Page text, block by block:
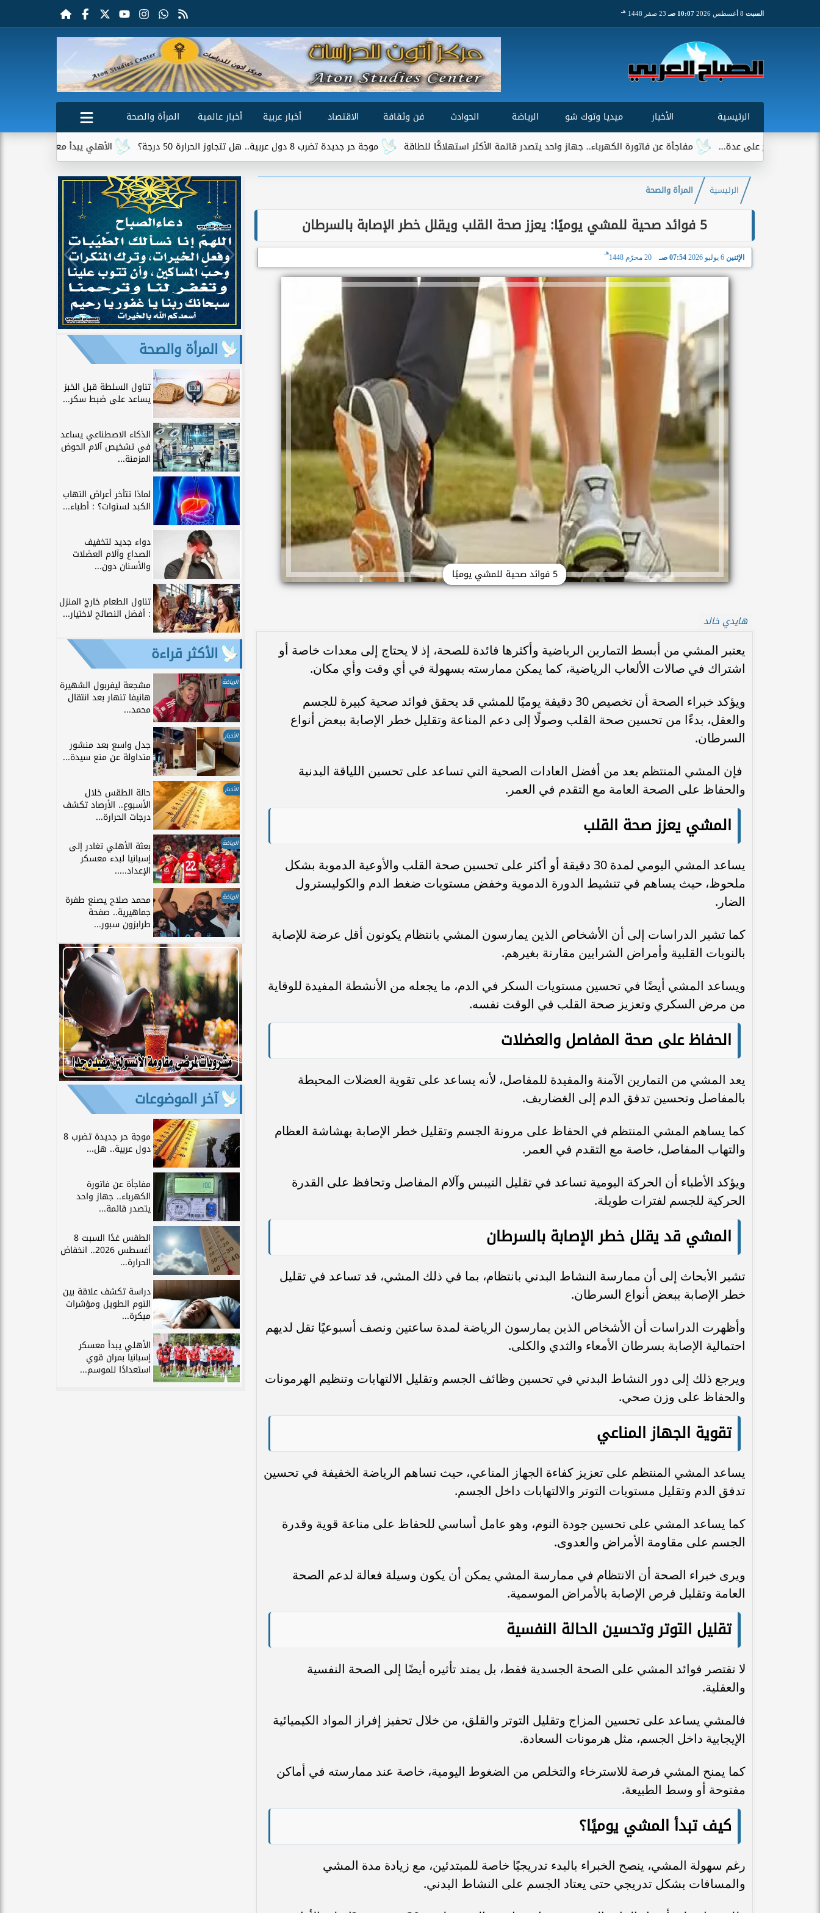
السبت 10:07 صـ 23 صفر 1448 هـ
الرئيسية الأخبار ميديا وتوك شو الرياضة الحوادث فن وثقافة الاقتصاد أخبار عربية أخبار عالمية
المرأة والصحة
الأهلي يبدأ معسكر إسبانيا بمران قوي
موجة حر جديدة تضرب 8 دول عربية.. هل تتجاوز الحرارة 50 درجة؟ مفاجأة عن فاتورة الكهرباء.. جهاز واحد يتصدر قائمة الأكثر استهلاكًا للطاقة
الرئيسية المرأة والصحة
5 فوائد صحية للمشي يوميًا: يعزز صحة القلب ويقلل خطر الإصابة بالسرطان
الإثنين 6 يوليو 2026 07:54 صـ 20 محرّم 1448
هـ
5 فوائد صحية للمشي يوميًا
هايدي خالد
يعتبر المشي من أبسط التمارين الرياضية وأكثرها فائدة للصحة، إذ لا يحتاج إلى معدات خاصة أو
اشتراك في صالات الألعاب الرياضية، كما يمكن ممارسته بسهولة في أي وقت وأي مكان.
ويؤكد خبراء الصحة أن تخصيص 30 دقيقة يوميًا للمشي قد يحقق فوائد صحية كبيرة للجسم
والعقل، بدءًا من تحسين صحة القلب وصولًا إلى دعم المناعة وتقليل خطر الإصابة ببعض أنواع
السرطان.
فإن المشي المنتظم يعد من أفضل العادات الصحية التي تساعد على تحسين اللياقة البدنية
والحفاظ على الصحة العامة مع التقدم في العمر.
المشي يعزز صحة القلب
يساعد المشي اليومي لمدة 30 دقيقة أو أكثر على تحسين صحة القلب والأوعية الدموية بشكل
ملحوظ، حيث يساهم في تنشيط الدورة الدموية وخفض مستويات ضغط الدم والكوليسترول
الضار.
كما تشير الدراسات إلى أن الأشخاص الذين يمارسون المشي بانتظام يكونون أقل عرضة للإصابة
بالنوبات القلبية وأمراض الشرايين مقارنة بغيرهم.
ويساعد المشي أيضًا في تحسين مستويات السكر في الدم، ما يجعله من الأنشطة المفيدة للوقاية
من مرض السكري وتعزيز صحة القلب في الوقت نفسه.
الحفاظ على صحة المفاصل والعضلات
يعد المشي من التمارين الآمنة والمفيدة للمفاصل، لأنه يساعد على تقوية العضلات المحيطة
بالمفاصل وتحسين تدفق الدم إلى الغضاريف.
كما يساهم المشي المنتظم في الحفاظ على مرونة الجسم وتقليل خطر الإصابة بهشاشة العظام
والتهاب المفاصل، خاصة مع التقدم في العمر.
ويؤكد الأطباء أن الحركة اليومية تساعد في تقليل التيبس وآلام المفاصل وتحافظ على القدرة
الحركية للجسم لفترات طويلة.
المشي قد يقلل خطر الإصابة بالسرطان
تشير الأبحاث إلى أن ممارسة النشاط البدني بانتظام، بما في ذلك المشي، قد تساعد في تقليل
خطر الإصابة ببعض أنواع السرطان.
وأظهرت الدراسات أن الأشخاص الذين يمارسون الرياضة لمدة ساعتين ونصف أسبوعيًا تقل لديهم
احتمالية الإصابة بسرطان الأمعاء والثدي والكلى.
ويرجع ذلك إلى دور النشاط البدني في تحسين وظائف الجسم وتقليل الالتهابات وتنظيم الهرمونات
والحفاظ على وزن صحي.
تقوية الجهاز المناعي
يساعد المشي المنتظم على تعزيز كفاءة الجهاز المناعي، حيث تساهم الرياضة الخفيفة في تحسين
تدفق الدم وتقليل مستويات التوتر والالتهابات داخل الجسم.
كما يساعد المشي على تحسين جودة النوم، وهو عامل أساسي للحفاظ على مناعة قوية وقدرة
الجسم على مقاومة الأمراض والعدوى.
ويرى خبراء الصحة أن الانتظام في ممارسة المشي يمكن أن يكون وسيلة فعالة لدعم الصحة
العامة وتقليل فرص الإصابة بالأمراض الموسمية.
تقليل التوتر وتحسين الحالة النفسية
لا تقتصر فوائد المشي على الصحة الجسدية فقط، بل يمتد تأثيره أيضًا إلى الصحة النفسية
والعقلية.
فالمشي يساعد على تحسين المزاج وتقليل التوتر والقلق، من خلال تحفيز إفراز المواد الكيميائية
الإيجابية داخل الجسم، مثل هرمونات السعادة.
كما يمنح المشي فرصة للاسترخاء والتخلص من الضغوط اليومية، خاصة عند ممارسته في أماكن
مفتوحة أو وسط الطبيعة.
كيف تبدأ المشي يوميًا؟
رغم سهولة المشي، ينصح الخبراء بالبدء تدريجيًا خاصة للمبتدئين، مع زيادة مدة المشي
والمسافات بشكل تدريجي حتى يعتاد الجسم على النشاط البدني.
المرأة والصحة
تناول السلطة قبل الخبز
يساعد على ضبط سكر...
الذكاء الاصطناعي يساعد
في تشخيص آلام الحوض
المزمنة...
لماذا تتأخر أعراض التهاب
الكبد لسنوات؟ : أطباء...
دواء جديد لتخفيف
الصداع وآلام العضلات
والأسنان دون...
تناول الطعام خارج المنزل
: أفضل النصائح لاختيار...
الأكثر قراءة
الرياضة مشجعة ليفربول الشهيرة
هانيفا تنهار بعد انتقال
محمد...
الأخبار
جدل واسع بعد منشور
متداولة عن منع سيدة...
الأخبار حالة الطقس خلال
الأسبوع.. الأرصاد تكشف
درجات الحرارة...
الرياضة بعثة الأهلي تغادر إلى
إسبانيا لبدء معسكر
الإعداد.....
الرياضة محمد صلاح يصنع طفرة
جماهيرية.. صفحة
طرابزون سبور...
آخر الموضوعات
موجة حر جديدة تضرب 8
دول عربية.. هل...
مفاجأة عن فاتورة
الكهرباء.. جهاز واحد
يتصدر قائمة...
الطقس غدًا السبت 8
أغسطس 2026.. انخفاض
الحرارة...
دراسة تكشف علاقة بين
النوم الطويل ومؤشرات
مبكرة...
الأهلي يبدأ معسكر
إسبانيا بمران قوي
استعدادًا للموسم...